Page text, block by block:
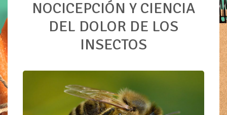
NOCICEPCIÓN Y CIENCIA
DEL DOLOR DE LOS
INSECTOS